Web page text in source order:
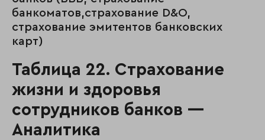
банкоматов,страхование D&O,
страхование эмитентов банковских
карт)
Таблица 22. Страхование
жизни и здоровья
сотрудников банков —
Аналитика